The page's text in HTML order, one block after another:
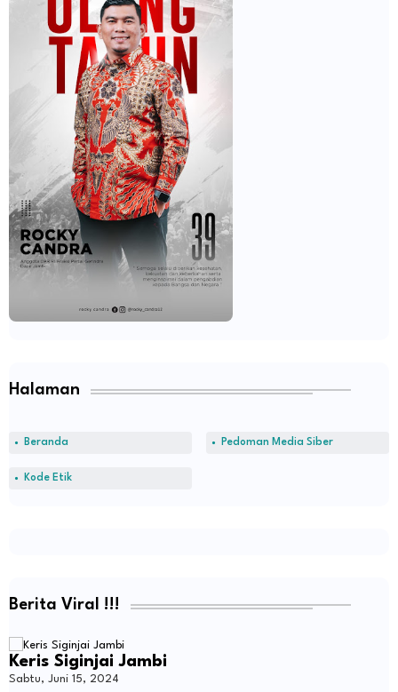
Halaman
Beranda Pedoman Media Siber
Kode Etik
Berita Viral !!!
Keris Siginjai Jambi
Sabtu, Juni 15, 2024